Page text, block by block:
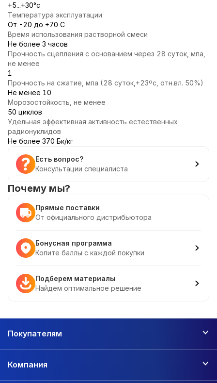
+5...+30°с
Температура эксплуатации
От -20 до +70 С
Время использования растворной смеси
Не более 3 часов
Прочность сцепления с основанием через 28 суток, мпа,
не менее
1
Прочность на сжатие, мпа (28 суток,+23ºс, отн.вл. 50%)
Не менее 10
Морозостойкость, не менее
50 циклов
Удельная эффективная активность естественных
радионуклидов
Не более 370 Бк/кг
Есть вопрос?
Консультации специалиста
Почему мы?
Прямые поставки
От официального дистрибьютора
Бонусная программа
Копите баллы с каждой покупки
Подберем материалы
Найдем оптимальное решение
Покупателям
Компания